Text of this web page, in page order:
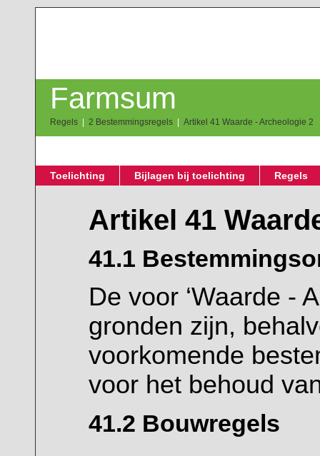
Farmsum
Regels 2 Bestemmingsregels Artikel 41 Waarde - Archeologie 2
Toelichting Bijlagen bij toelichting Regels
Artikel 41
41.1
De voor ‘Waarde -
gronden zijn,
voorkomende
voor het behoud
41.2 Bouwregels